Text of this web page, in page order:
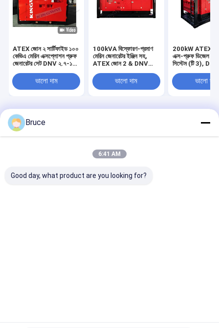
ATEX জোন ২ সার্টিফাইড ১০০
কেভিএ মেরিন এক্সপ্লোশন প্রুফ
জেনারেটর সেট DNV ২.৭-১
ভালো দাম
100kVA বিস্ফোরণ-প্রমাণ
মেরিন জেনারেটর ইঞ্জিন সহ,
ATEX জোন 2 & DNV
ভালো দাম
200kW ATEX
এক্স-প্রুফ ডিজেল
সিস্টেম (টি 3),
ক্র্যাশ ফ্রেমে মাউন্ট করা
ভালো দাম
সাইট ম্যাপ
Privacy Policy
চীন কারখানা.Copyright © 2026 Qingdao Kingway Industry
Co., Ltd.. All Rights Reserved.
Bruce
6:41 AM
Good day, what product are you looking for?